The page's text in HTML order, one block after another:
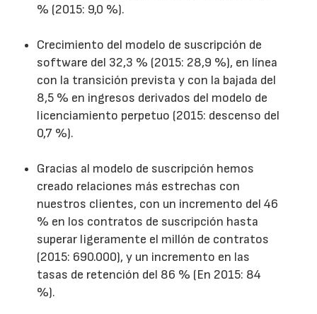
% (2015: 9,0 %).
Crecimiento del modelo de suscripción de
software del 32,3 % (2015: 28,9 %), en línea
con la transición prevista y con la bajada del
8,5 % en ingresos derivados del modelo de
licenciamiento perpetuo (2015: descenso del
0,7 %).
Gracias al modelo de suscripción hemos
creado relaciones más estrechas con
nuestros clientes, con un incremento del 46
% en los contratos de suscripción hasta
superar ligeramente el millón de contratos
(2015: 690.000), y un incremento en las
tasas de retención del 86 % (En 2015: 84
%).